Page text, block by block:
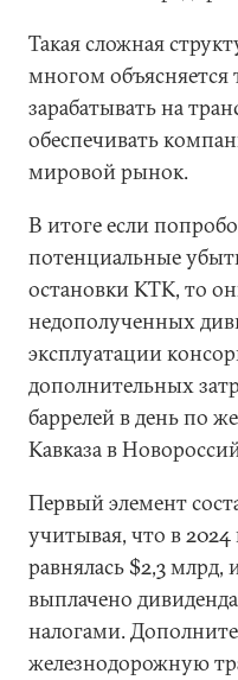
Такая сложная
многом
зарабатывать на
обеспечивать
мировой рынок.
В итоге если
потенциальные
остановки КТК, то
недополученных
эксплуатации
дополнительных
баррелей в день по
Кавказа в
Первый элемент
учитывая, что в
равнялась $2,3
выплачено
налогами.
железнодорожную